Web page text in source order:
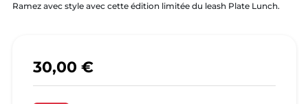
Ramez avec style avec cette édition limitée du leash Plate Lunch.
30,00 €